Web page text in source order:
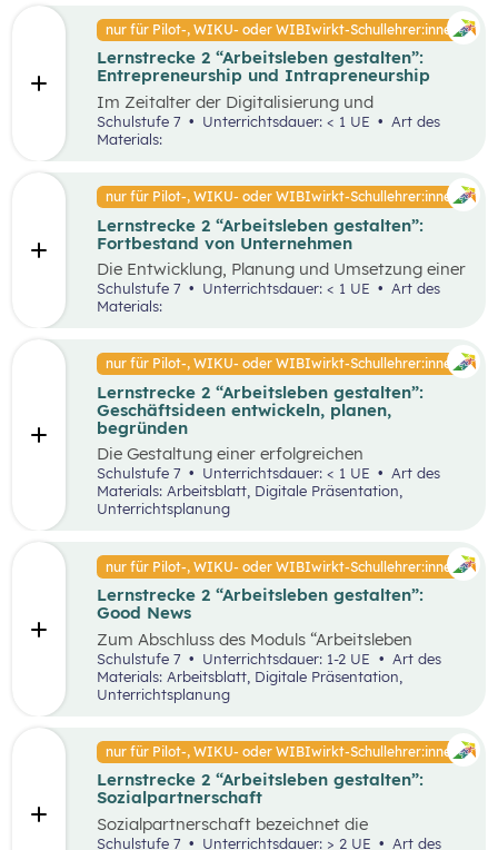
Wissen und entwickeln Fähigkeiten,
Einstellungen und Verhaltensbereitschaften, die
sie in ökonomisch geprägten Lebenssituationen
benötigen. Diese sollen ihnen dabei helfen,
ökonomische Herausforderungen, Aufgaben
und Problemstellungen erkennen, analysieren,
beurteilen und erfolgreich bewältigen zu
können.
nur für Pilot-, WIKU- oder WIBIwirkt-Schullehrer:innen
Lernstrecke 2 “Arbeitsleben gestalten”:
Entrepreneurship und Intrapreneurship
Im Zeitalter der Digitalisierung und
Globalisierung sowie der dynamischen
Wirtschaft ist es von großer Bedeutung,
organisatorischer Ebene. Um als Unternehmen
am Markt überleben und erfolgreich zu sein,
benötigt es Entrepreneur:innen und
Intrapreneur:innen, die über bestimmte
Eigenschaften verfügen. Diese spielen eine
große Rolle in unserer Gesellschaft, indem sie
Arbeitsplätze schaffen, Innovationen
voranbringen und das wirtschaftliche
widmet sich insbesondere den Eigenschaften
von Entrepreneur:innen und
Intrapreneur:innen.
Schulstufe 7 Unterrichtsdauer: < 1 UE
Materials:
nur für Pilot-, WIKU- oder WIBIwirkt-Schullehrer:innen
Lernstrecke 2 “Arbeitsleben gestalten”:
Fortbestand von Unternehmen
Die Entwicklung, Planung und Umsetzung einer
guten Geschäftsidee ist lediglich der Anfang
eines erfolgreichen Unternehmens. Die
Faktoren ab. Demzufolge wird in diesem
Unterrichtsszenario auf entscheidende
Kriterien für das langfristige Bestehen von
Unternehmen näher eingegangen.
Schulstufe 7 Unterrichtsdauer: < 1 UE
Materials:
nur für Pilot-, WIKU- oder WIBIwirkt-Schullehrer:innen
Lernstrecke 2 “Arbeitsleben gestalten”:
Geschäftsideen entwickeln, planen,
begründen
Die Gestaltung einer erfolgreichen
Geschäftsidee ist der erste Schritt in die
Selbstständigkeit und die Basis für ein
erfolgreiches Unternehmen. In diesem
erfolgreiches Unternehmen analysiert. Des
Weiteren wird auf die Motive für die Gründung
von Unternehmen näher eingegangen.
Schulstufe 7 Unterrichtsdauer: < 1 UE
Art des
Materials: Arbeitsblatt, Digitale Präsentation,
Unterrichtsplanung
nur für Pilot-, WIKU- oder WIBIwirkt-Schullehrer:innen
Lernstrecke 2 “Arbeitsleben gestalten”:
Good News
Zum Abschluss des Moduls “Arbeitsleben
gestalten” ist es wichtig, dass die Schüler:innen
sich mit positiven Nachrichten und Beispielen
auseinandersetzen, um nicht von den
Herausforderungen der Arbeitswelt überwältigt
sollen die Schüler:innen nochmals den Bereich
Entrepreneurship anhand einer sehr
erfolgreichen Unternehmensgründung (Zotter)
erarbeiten. Dies soll dabei helfen, dass komplexe
Thema für die Schüler:innen stärker zu
vertiefen.
Schulstufe 7 Unterrichtsdauer: 1-2 UE
Materials: Arbeitsblatt, Digitale Präsentation,
Unterrichtsplanung
nur für Pilot-, WIKU- oder WIBIwirkt-Schullehrer:innen
Lernstrecke 2 “Arbeitsleben gestalten”:
Sozialpartnerschaft
Sozialpartnerschaft bezeichnet die
Zusammenarbeit zwischen Arbeitgeber:innen
Schulstufe 7 Unterrichtsdauer: > 2 UE